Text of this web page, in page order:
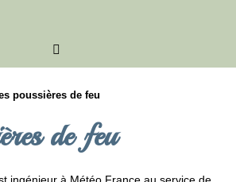
poussières de feu
de feu